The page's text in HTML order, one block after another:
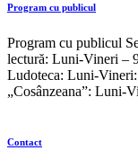
Program cu publicul
Program cu publicul
lectură: Luni-Vineri –
Ludoteca: Luni-
„Cosânzeana”: Luni-
Contact